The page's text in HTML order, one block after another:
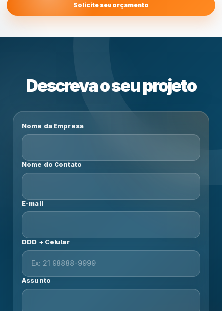
Solicite seu orçamento
Descreva o seu projeto
Nome da Empresa
Nome do Contato
E-mail
DDD + Celular
Assunto